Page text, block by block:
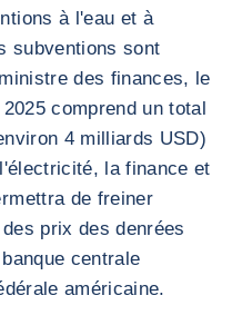
à l'eau et à
subventions sont
des finances, le
comprend un total
4 milliards USD)
la finance et
de freiner
prix des denrées
centrale
américaine.